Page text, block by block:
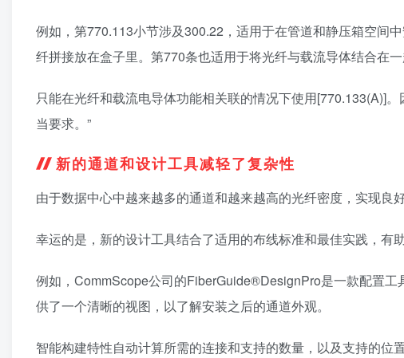
例如，第770.113小节涉及300.22，适用于在管道和静压箱空间
纤拼接放在盒子里。第770条也适用于将光纤与载流导体结合在一
只能在光纤和载流电导体功能相关联的情况下使用[770.133(A)]
当要求。”
新的通道和设计工具减轻了复杂性
由于数据中心中越来越多的通道和越来越高的光纤密度，实现良
幸运的是，新的设计工具结合了适用的布线标准和最佳实践，有
例如，CommScope公司的FiberGuide®DesignPro是一款配置
供了一个清晰的视图，以了解安装之后的通道外观。
智能构建特性自动计算所需的连接和支持的数量，以及支持的